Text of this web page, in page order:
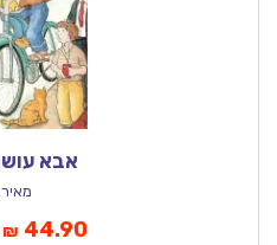
אבא
₪ 44.90המחיר